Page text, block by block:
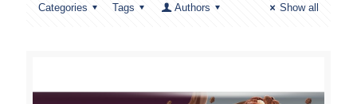
Categories Tags Authors Show all